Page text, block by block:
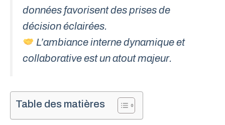
données favorisent des prises de
décision éclairées.
L’ambiance interne dynamique et
collaborative est un atout majeur.
Table des matières